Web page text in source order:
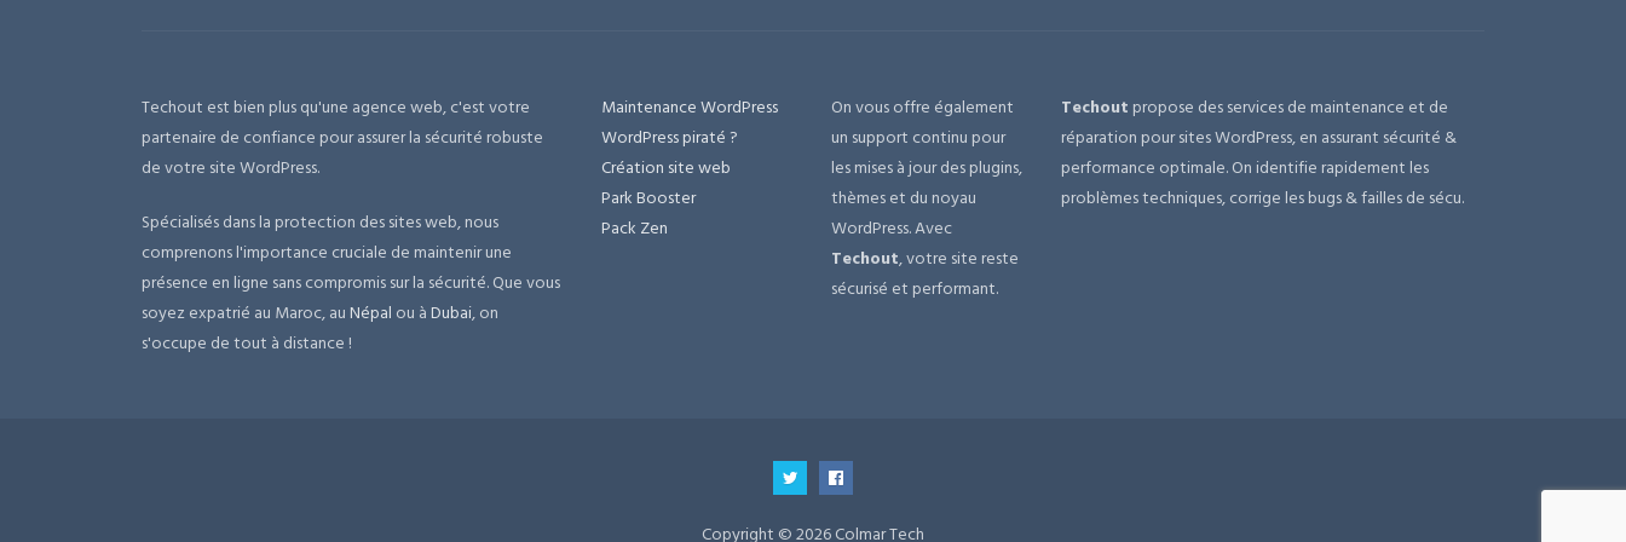
Techout est bien plus qu'une agence web, c'est votre
partenaire de confiance pour assurer la sécurité robuste
de votre site WordPress.
Spécialisés dans la protection des sites web, nous
comprenons l'importance cruciale de maintenir une
présence en ligne sans compromis sur la sécurité. Que vous
soyez expatrié au Maroc, auNépal ou àDubai, on
s'occupe de tout à distance !
Maintenance WordPress
WordPress piraté ?
Création site web
Park Booster
Pack Zen
On vous offre également
un support continu pour
les mises à jour des plugins,
thèmes et du noyau
WordPress. Avec
Techout, votre site reste
sécurisé et performant.
Techout propose des services de maintenance et de
réparation pour sites WordPress, en assurant sécurité &
performance optimale. On identifie rapidement les
problèmes techniques, corrige les bugs & failles de sécu.
Copyright © 2026 Colmar Tech